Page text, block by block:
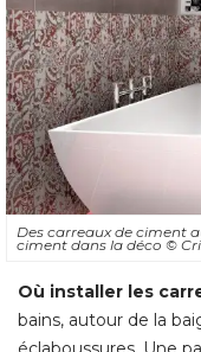
Des carreaux de ciment
ciment dans la déco ©
Où installer les
bains, autour de la